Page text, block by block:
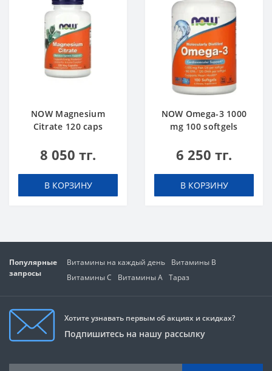
NOW Magnesium
Citrate 120 caps
8 050 тг.
В КОРЗИНУ
NOW Omega-3 1000
mg 100 softgels
6 250 тг.
В КОРЗИНУ
Популярные
запросы
Витамины на каждый день
Витамины В
Витамины C
Витамины А Тараз
Хотите узнавать первым об акциях и скидках?
Подпишитесь на нашу рассылку